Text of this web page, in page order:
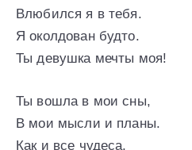
Влюбился я в тебя.
Я околдован будто.
Ты девушка мечты моя!
Ты вошла в мои сны,
В мои мысли и планы.
Как и все чудеса,